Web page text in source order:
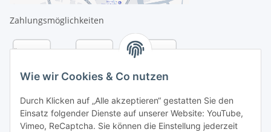
Wie wir Cookies & Co nutzen
Durch Klicken auf „Alle akzeptieren“ gestatten Sie den
Einsatz folgender Dienste auf unserer Website: YouTube,
Vimeo, ReCaptcha. Sie können die Einstellung jederzeit
Zahlungsmöglichkeiten